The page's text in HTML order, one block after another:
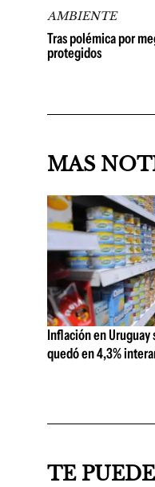
AMBIENTE
Tras polémica por
protegidos
MAS
Inflación en Uruguay
quedó en 4,3%
TE